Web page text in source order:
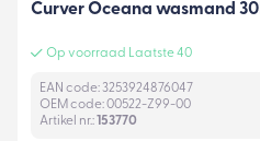
Curver Oceana wasmand
Op voorraad Laatste 40
EAN code: 3253924876047
OEM code: 00522-Z99-00
Artikel nr.:153770